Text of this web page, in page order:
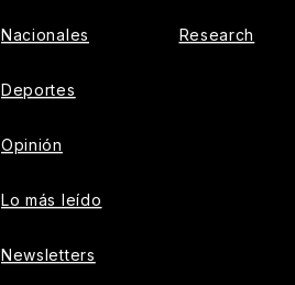
Nacionales
Deportes
Opinión
Lo más leído
Newsletters
Research